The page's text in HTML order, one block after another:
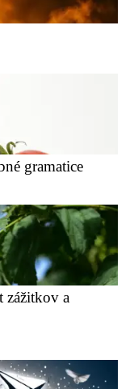
gramatice
zážitkov a